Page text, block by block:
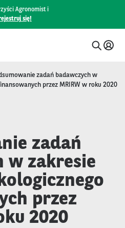
Agronomist i
się!
zadań badawczych w
przez MRIRW w roku 2020
zadań
w zakresie
przez
2020